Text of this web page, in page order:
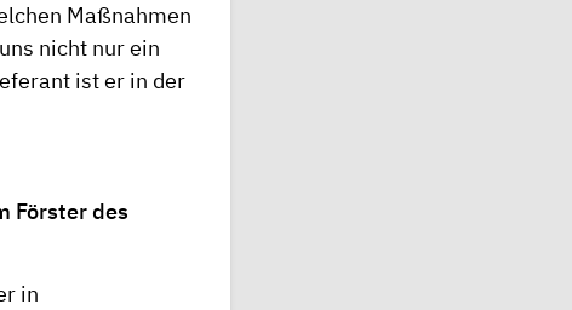
Maßnahmen
nicht nur ein
ist er in der
Förster des
in